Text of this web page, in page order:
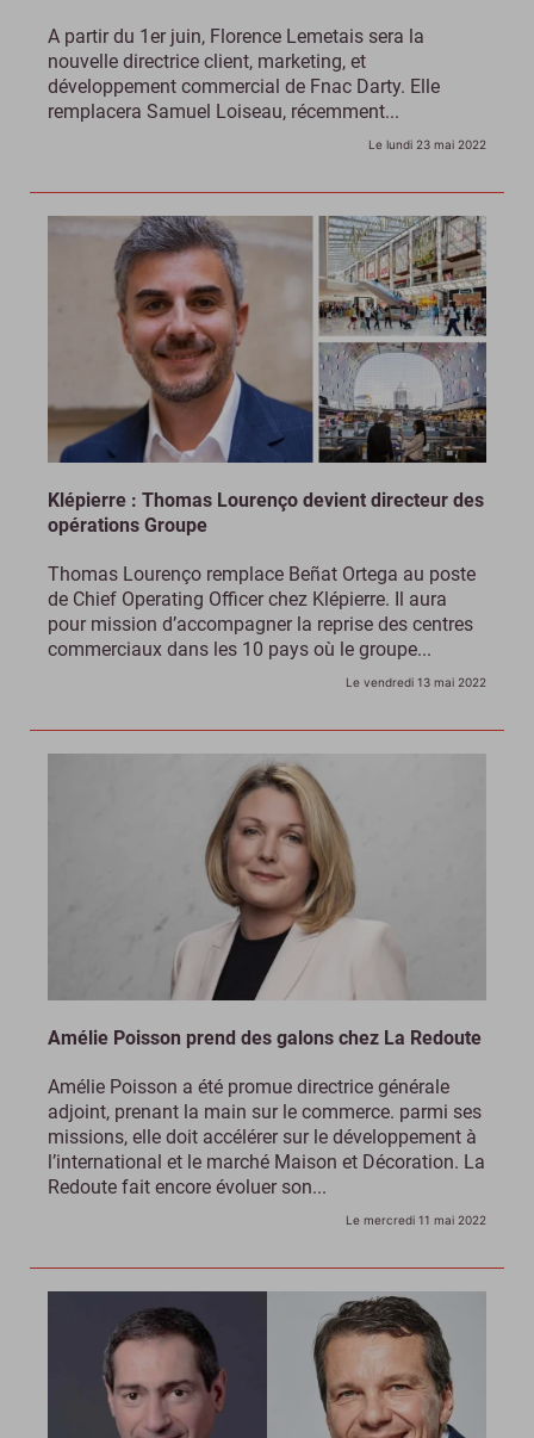
A partir du 1er juin, Florence Lemetais sera la
nouvelle directrice client, marketing, et
développement commercial de Fnac Darty. Elle
remplacera Samuel Loiseau, récemment...
Le lundi 23 mai 2022
Klépierre : Thomas Lourenço devient directeur des
opérations Groupe
Thomas Lourenço remplace Beñat Ortega au poste
de Chief Operating Officer chez Klépierre. Il aura
pour mission d’accompagner la reprise des centres
commerciaux dans les 10 pays où le groupe...
Le vendredi 13 mai 2022
Amélie Poisson prend des galons chez La Redoute
Amélie Poisson a été promue directrice générale
adjoint, prenant la main sur le commerce. parmi ses
missions, elle doit accélérer sur le développement à
l’international et le marché Maison et Décoration. La
Redoute fait encore évoluer son...
Le mercredi 11 mai 2022